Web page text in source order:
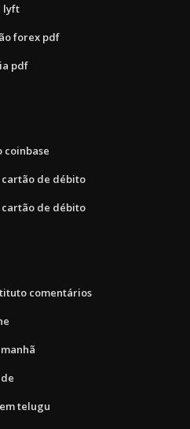
lyft
forex pdf
pdf
coinbase
de débito
de débito
comentários
telugu